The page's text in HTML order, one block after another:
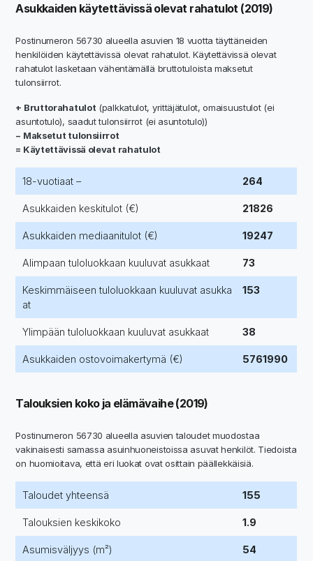
Asukkaiden käytettävissä olevat rahatulot (2019)
Postinumeron 56730 alueella asuvien 18 vuotta täyttäneiden
henkilöiden käytettävissä olevat rahatulot. Käytettävissä olevat
rahatulot lasketaan vähentämällä bruttotuloista maksetut
tulonsiirrot.
+ Bruttorahatulot (palkkatulot, yrittäjätulot, omaisuustulot (ei
asuntotulo), saadut tulonsiirrot (ei asuntotulo))
− Maksetut tulonsiirrot
= Käytettävissä olevat rahatulot
18-vuotiaat – 264
Asukkaiden keskitulot (€) 21826
Asukkaiden mediaanitulot (€) 19247
Alimpaan tuloluokkaan kuuluvat asukkaat 73
Keskimmäiseen tuloluokkaan kuuluvat asukka
at
153
Ylimpään tuloluokkaan kuuluvat asukkaat 38
Asukkaiden ostovoimakertymä (€) 5761990
Talouksien koko ja elämävaihe (2019)
Postinumeron 56730 alueella asuvien taloudet muodostaa
vakinaisesti samassa asuinhuoneistoissa asuvat henkilöt. Tiedoista
on huomioitava, että eri luokat ovat osittain päällekkäisiä.
Taloudet yhteensä 155
Talouksien keskikoko 1.9
Asumisväljyys (m²) 54